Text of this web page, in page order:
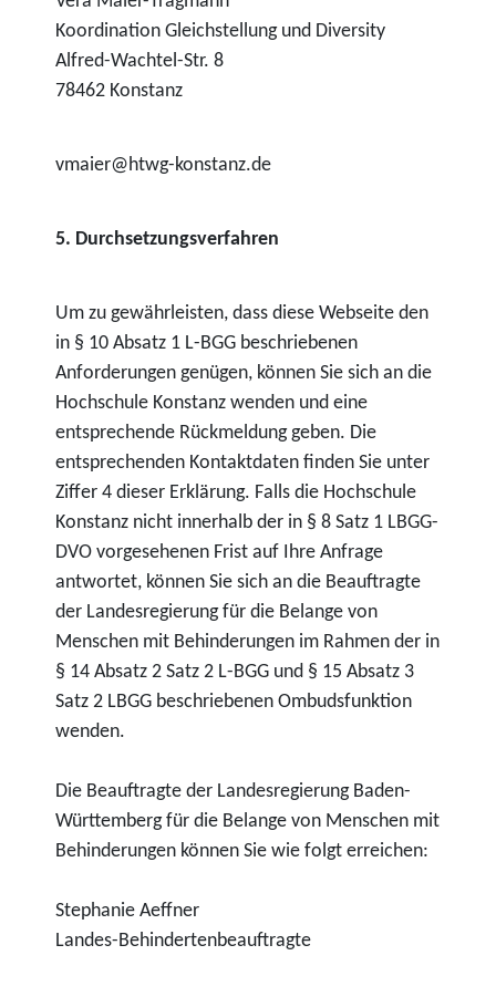
Koordination Gleichstellung und Diversity
Alfred-Wachtel-Str. 8
78462 Konstanz
vmaier@htwg-konstanz.de
5. Durchsetzungsverfahren
Um zu gewährleisten, dass diese Webseite den
in § 10 Absatz 1 L-BGG beschriebenen
Anforderungen genügen, können Sie sich an die
Hochschule Konstanz wenden und eine
entsprechende Rückmeldung geben. Die
entsprechenden Kontaktdaten finden Sie unter
Ziffer 4 dieser Erklärung. Falls die Hochschule
Konstanz nicht innerhalb der in § 8 Satz 1 LBGG-
DVO vorgesehenen Frist auf Ihre Anfrage
antwortet, können Sie sich an die Beauftragte
der Landesregierung für die Belange von
Menschen mit Behinderungen im Rahmen der in
§ 14 Absatz 2 Satz 2 L-BGG und § 15 Absatz 3
Satz 2 LBGG beschriebenen Ombudsfunktion
wenden.
Die Beauftragte der Landesregierung Baden-
Württemberg für die Belange von Menschen mit
Behinderungen können Sie wie folgt erreichen:
Stephanie Aeffner
Landes-Behindertenbeauftragte